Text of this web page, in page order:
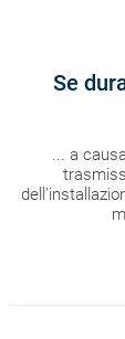
Se
... a